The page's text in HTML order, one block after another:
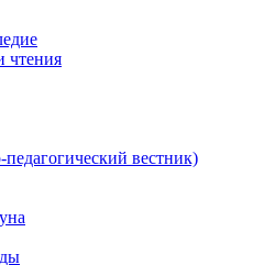
чтения
вестник)